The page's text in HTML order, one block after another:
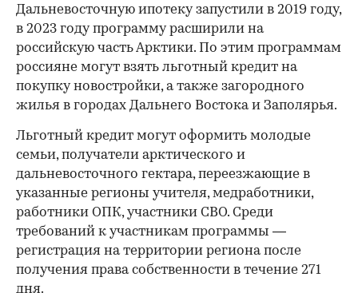
Дальневосточную ипотеку запустили в 2019 году,
в 2023 году программу расширили на
российскую часть Арктики. По этим программам
россияне могут взять льготный кредит на
покупку новостройки, а также загородного
жилья в городах Дальнего Востока и Заполярья.
Льготный кредит могут оформить молодые
семьи, получатели арктического и
дальневосточного гектара, переезжающие в
указанные регионы учителя, медработники,
работники ОПК, участники СВО. Среди
требований к участникам программы —
регистрация на территории региона после
получения права собственности в течение 271
дня.